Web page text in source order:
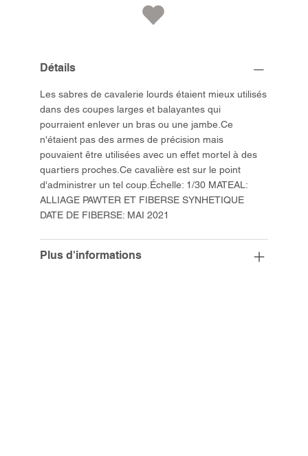
Détails
Les sabres de cavalerie lourds étaient mieux utilisés
dans des coupes larges et balayantes qui
pourraient enlever un bras ou une jambe.Ce
n'étaient pas des armes de précision mais
pouvaient être utilisées avec un effet mortel à des
quartiers proches.Ce cavalière est sur le point
d'administrer un tel coup.Échelle: 1/30 MATEAL:
ALLIAGE PAWTER ET FIBERSE SYNHETIQUE
DATE DE FIBERSE: MAI 2021
Plus d'informations